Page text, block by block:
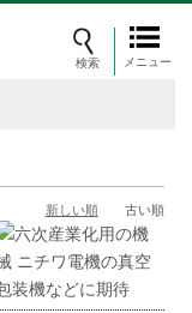
メニュー
新しい順 古い順